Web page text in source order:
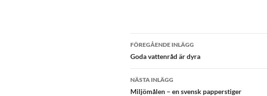
Inläggsnavigering
FÖREGÅENDE INLÄGG
Goda vattenråd är dyra
NÄSTA INLÄGG
Miljömålen – en svensk papperstiger